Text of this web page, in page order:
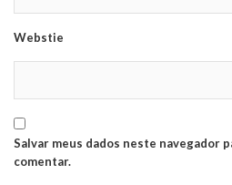
Webstie
Salvar meus dados neste navegador
comentar.